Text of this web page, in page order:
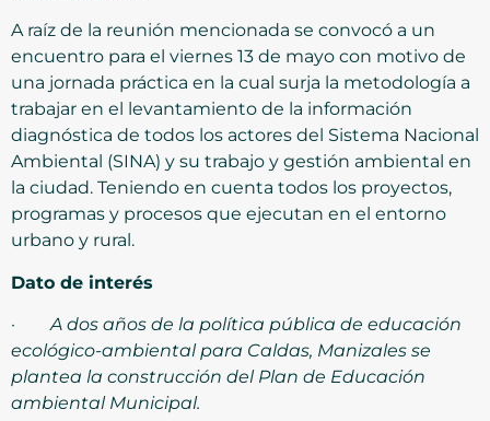
A raíz de la reunión mencionada se convocó a un
encuentro para el viernes 13 de mayo con motivo de
una jornada práctica en la cual surja la metodología a
trabajar en el levantamiento de la información
diagnóstica de todos los actores del Sistema Nacional
Ambiental (SINA) y su trabajo y gestión ambiental en
la ciudad. Teniendo en cuenta todos los proyectos,
programas y procesos que ejecutan en el entorno
urbano y rural.
Dato de interés
·A dos años de la política pública de educación
ecológico-ambiental para Caldas, Manizales se
plantea la construcción del Plan de Educación
ambiental Municipal.